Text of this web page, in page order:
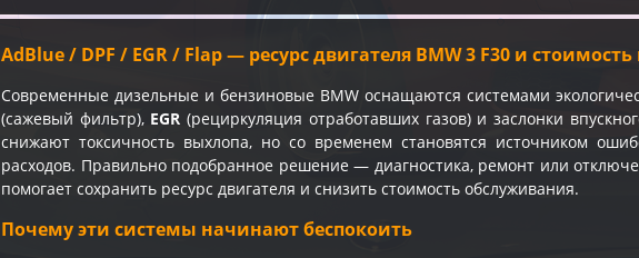
AdBlue / DPF / EGR / Flap — ресурс двигателя BMW 3 F30 и
Современные дизельные и бензиновые BMW оснащаются системами
(сажевый фильтр), EGR (рециркуляция отработавших газов) и заслонки
снижают токсичность выхлопа, но со временем становятся источником
расходов. Правильно подобранное решение — диагностика, ремонт или
помогает сохранить ресурс двигателя и снизить стоимость обслуживания.
Почему эти системы начинают беспокоить